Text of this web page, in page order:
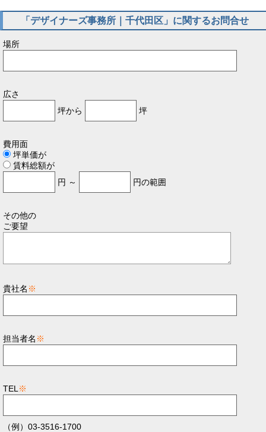
「デザイナーズ事務所｜千代田区」に関するお問合せ
場所
広さ
坪から
坪
費用面
坪単価が
賃料総額が
円 ～
円の範囲
その他の
ご要望
貴社名 ※
担当者名 ※
TEL ※
（例）03-3516-1700